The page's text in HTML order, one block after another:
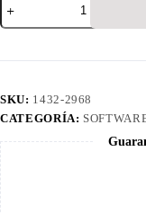
SKU: 1432-2968
CATEGORÍA: